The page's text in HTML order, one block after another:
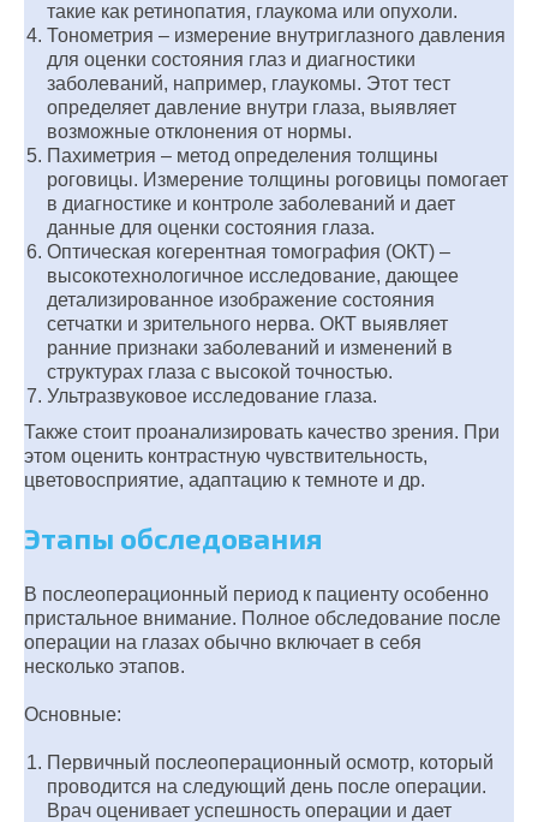
такие как ретинопатия, глаукома или опухоли.
Тонометрия – измерение внутриглазного давления
для оценки состояния глаз и диагностики
заболеваний, например, глаукомы. Этот тест
определяет давление внутри глаза, выявляет
возможные отклонения от нормы.
Пахиметрия – метод определения толщины
роговицы. Измерение толщины роговицы помогает
в диагностике и контроле заболеваний и дает
данные для оценки состояния глаза.
Оптическая когерентная томография (ОКТ) –
высокотехнологичное исследование, дающее
детализированное изображение состояния
сетчатки и зрительного нерва. ОКТ выявляет
ранние признаки заболеваний и изменений в
структурах глаза с высокой точностью.
Ультразвуковое исследование глаза.
Также стоит проанализировать качество зрения. При
этом оценить контрастную чувствительность,
цветовосприятие, адаптацию к темноте и др.
Этапы обследования
В послеоперационный период к пациенту особенно
пристальное внимание. Полное обследование после
операции на глазах обычно включает в себя
несколько этапов.
Основные:
Первичный послеоперационный осмотр, который
проводится на следующий день после операции.
Врач оценивает успешность операции и дает